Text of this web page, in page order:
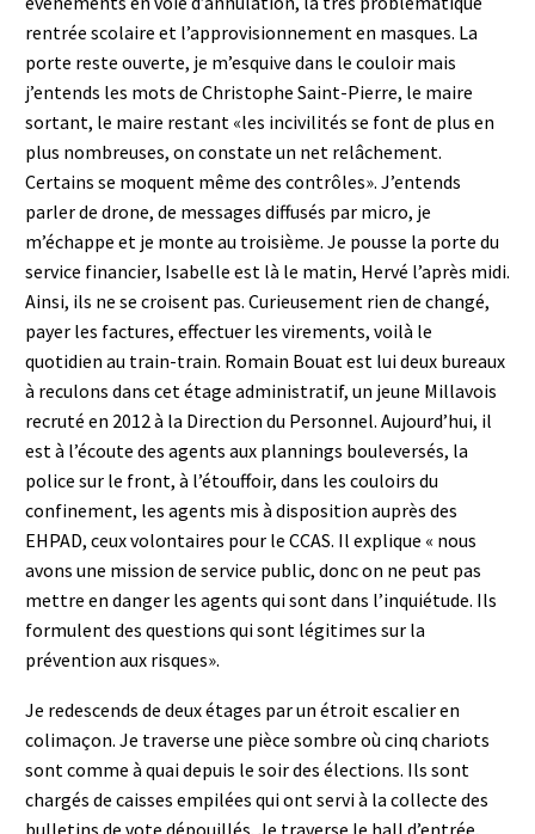
rentrée scolaire et l’approvisionnement en masques. La
porte reste ouverte, je m’esquive dans le couloir mais
j’entends les mots de Christophe Saint-Pierre, le maire
sortant, le maire restant «les incivilités se font de plus en
plus nombreuses, on constate un net relâchement.
Certains se moquent même des contrôles». J’entends
parler de drone, de messages diffusés par micro, je
m’échappe et je monte au troisième. Je pousse la porte du
service financier, Isabelle est là le matin, Hervé l’après midi.
Ainsi, ils ne se croisent pas. Curieusement rien de changé,
payer les factures, effectuer les virements, voilà le
quotidien au train-train. Romain Bouat est lui deux bureaux
à reculons dans cet étage administratif, un jeune Millavois
recruté en 2012 à la Direction du Personnel. Aujourd’hui, il
est à l’écoute des agents aux plannings bouleversés, la
police sur le front, à l’étouffoir, dans les couloirs du
confinement, les agents mis à disposition auprès des
EHPAD, ceux volontaires pour le CCAS. Il explique « nous
avons une mission de service public, donc on ne peut pas
mettre en danger les agents qui sont dans l’inquiétude. Ils
formulent des questions qui sont légitimes sur la
prévention aux risques».
Je redescends de deux étages par un étroit escalier en
colimaçon. Je traverse une pièce sombre où cinq chariots
sont comme à quai depuis le soir des élections. Ils sont
chargés de caisses empilées qui ont servi à la collecte des